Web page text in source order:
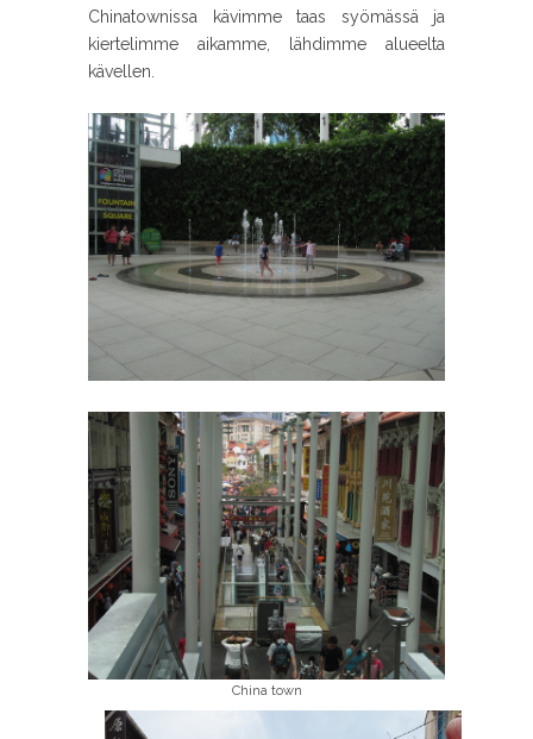
Chinatownissa kävimme taas syömässä ja
kiertelimme aikamme, lähdimme alueelta
kävellen.
China town